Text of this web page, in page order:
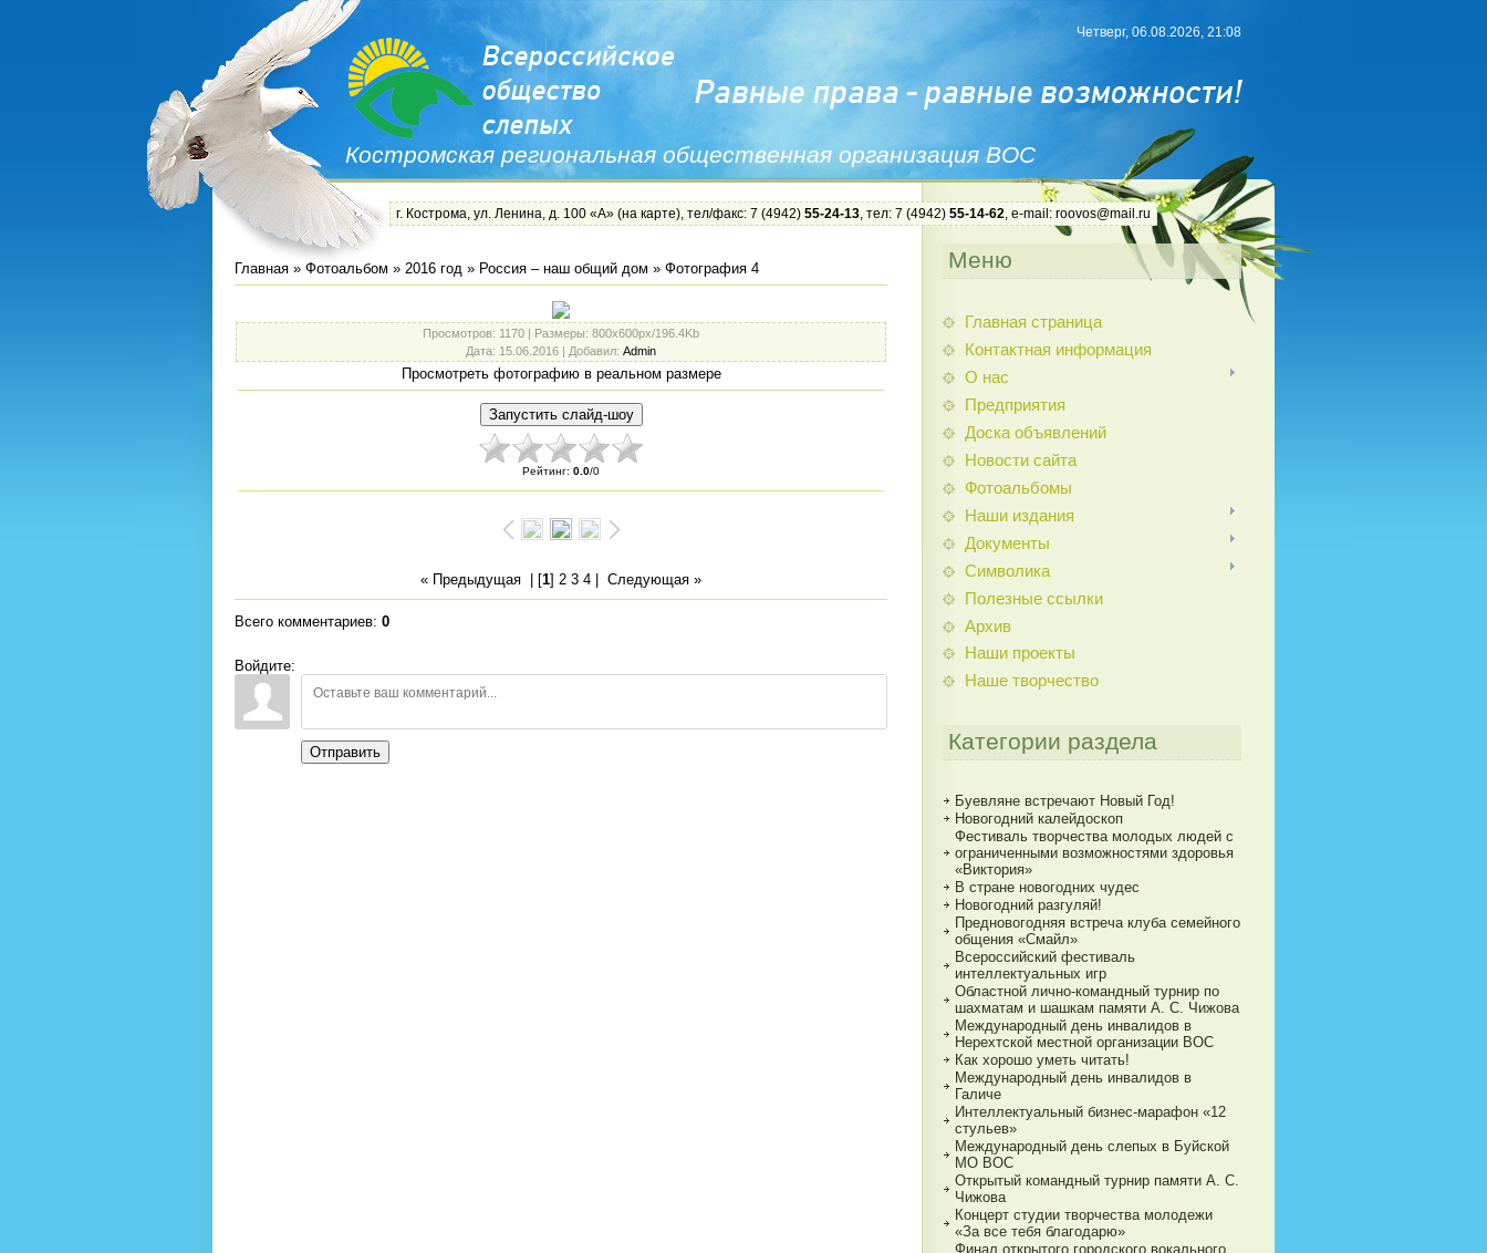
Костромская региональная общественная организация ВОС
Четверг, 06.08.2026, 21:08
г. Кострома, ул. Ленина, д. 100 «А» (на карте), тел/факс: 7 (4942) 55-24-13, тел: 7 (4942) 55-14-62, e-mail: roovos@mail.ru
Главная » Фотоальбом » 2016 год » Россия – наш общий дом » Фотография 4
Просмотров: 1170 | Размеры: 800x600px/196.4Kb
Дата: 15.06.2016 | Добавил: Admin
Просмотреть фотографию в реальном размере
Рейтинг: 0.0/0
« Предыдущая | [1] 2 3 4 Следующая »
Всего комментариев: 0
Войдите:
Отправить
Меню
Главная страница
Контактная информация
О нас
Предприятия
Доска объявлений
Новости сайта
Фотоальбомы
Наши издания
Документы
Символика
Полезные ссылки
Архив
Наши проекты
Наше творчество
Категории раздела
Буевляне встречают Новый Год!
Новогодний калейдоскоп
Фестиваль творчества молодых людей с
ограниченными возможностями здоровья
«Виктория»
В стране новогодних чудес
Новогодний разгуляй!
Предновогодняя встреча клуба семейного
общения «Смайл»
Всероссийский фестиваль
интеллектуальных игр
Областной лично-командный турнир по
шахматам и шашкам памяти А. С. Чижова
Международный день инвалидов в
Нерехтской местной организации ВОС
Как хорошо уметь читать!
Международный день инвалидов в
Галиче
Интеллектуальный бизнес-марафон «12
стульев»
Международный день слепых в Буйской
МО ВОС
Открытый командный турнир памяти А. С.
Чижова
Концерт студии творчества молодежи
«За все тебя благодарю»
Финал открытого городского вокального